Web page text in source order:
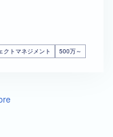
クトマネジメント 500万～